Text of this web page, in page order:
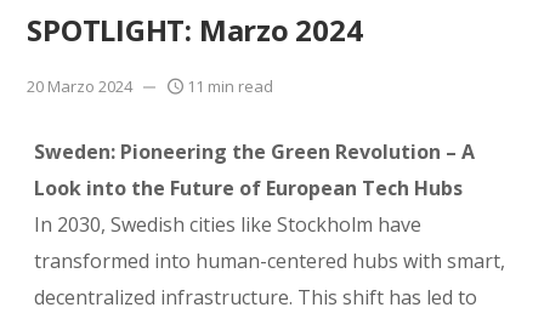
SPOTLIGHT: Marzo 2024
20 Marzo 2024 11 min read
Sweden: Pioneering the Green Revolution – A
Look into the Future of European Tech Hubs
In 2030, Swedish cities like Stockholm have
transformed into human-centered hubs with smart,
decentralized infrastructure. This shift has led to